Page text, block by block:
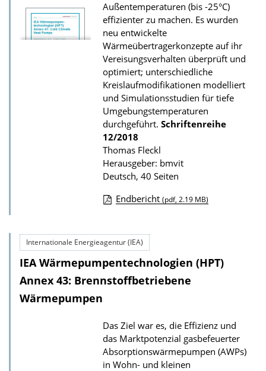
z
u
r
P
u
b
l
i
k
a
t
i
o
Außentemperaturen (bis -25°C)
effizienter zu machen. Es wurden
neu entwickelte
Wärmeübertragerkonzepte auf ihr
Vereisungsverhalten überprüft und
optimiert; unterschiedliche
Kreislaufmodifikationen modelliert
und Simulationsstudien für tiefe
Umgebungstemperaturen
durchgeführt. Schriftenreihe
12/2018
Thomas Fleckl
Herausgeber: bmvit
Deutsch, 40 Seiten
w
n
l
d
s
z
Endbericht (pdf, 2.19 MB)
Internationale Energieagentur (IEA)
IEA Wärmepumpentechnologien (HPT)
Annex 43: Brennstoffbetriebene
Wärmepumpen
Das Ziel war es, die Effizienz und
das Marktpotenzial gasbefeuerter
Absorptionswärmepumpen (AWPs)
in Wohn- und kleinen